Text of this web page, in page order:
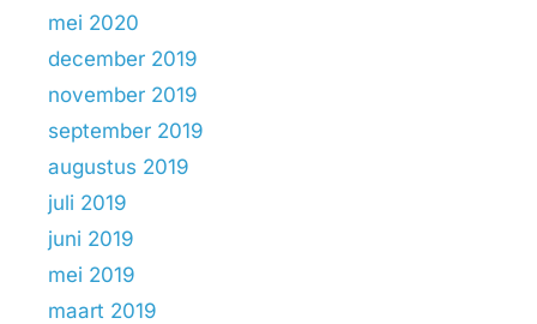
mei 2020
december 2019
november 2019
september 2019
augustus 2019
juli 2019
juni 2019
mei 2019
maart 2019